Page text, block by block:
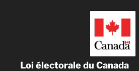
Loi électorale du Canada